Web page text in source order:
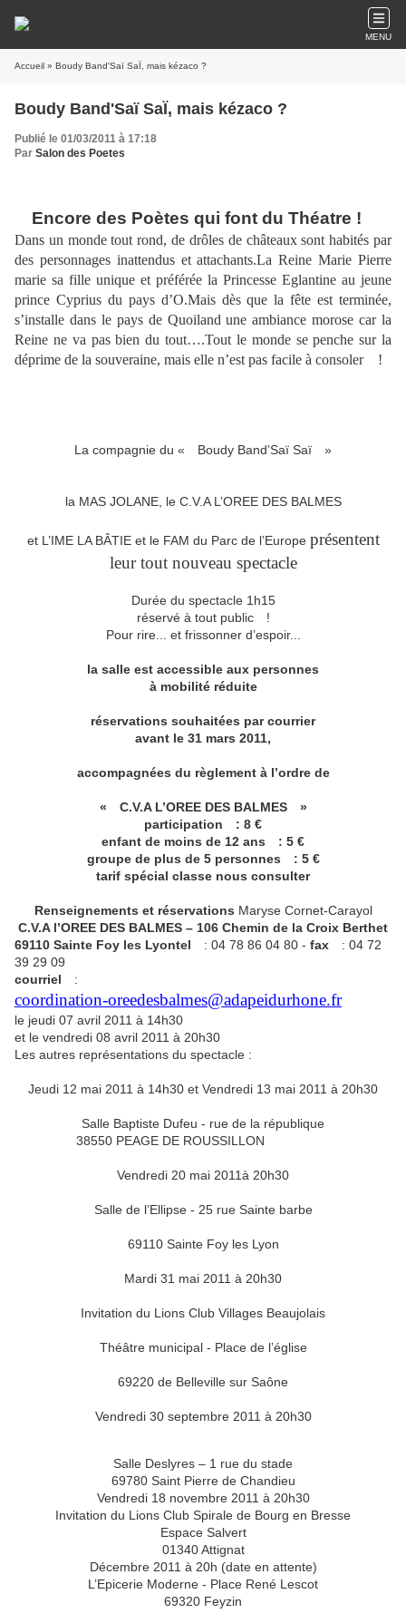
MENU
Accueil » Boudy Band'Saï SaÏ, mais kézaco ?
Boudy Band'Saï SaÏ, mais kézaco ?
Publié le 01/03/2011 à 17:18
Par Salon des Poetes
Encore des Poètes qui font du Théatre !
Dans un monde tout rond, de drôles de châteaux sont habités par
des personnages inattendus et attachants.La Reine Marie Pierre
marie sa fille unique et préférée la Princesse Eglantine au jeune
prince Cyprius du pays d’O.Mais dès que la fête est terminée,
s’installe dans le pays de Quoiland une ambiance morose car la
Reine ne va pas bien du tout….Tout le monde se penche sur la
déprime de la souveraine, mais elle n’est pas facile à consoler !
La compagnie du « Boudy Band’Saï Saï »
la MAS JOLANE, le C.V.A L’OREE DES BALMES
et L’IME LA BÂTIE et le FAM du Parc de l’Europe présentent
leur tout nouveau spectacle
Durée du spectacle 1h15
réservé à tout public !
Pour rire... et frissonner d’espoir...
la salle est accessible aux personnes
à mobilité réduite
réservations souhaitées par courrier
avant le 31 mars 2011,
accompagnées du règlement à l’ordre de
« C.V.A L’OREE DES BALMES »
participation : 8 €
enfant de moins de 12 ans : 5 €
groupe de plus de 5 personnes : 5 €
tarif spécial classe nous consulter
Renseignements et réservations Maryse Cornet-Carayol
C.V.A l’OREE DES BALMES – 106 Chemin de la Croix Berthet
69110 Sainte Foy les Lyontel : 04 78 86 04 80 - fax : 04 72
39 29 09
courriel :
coordination-oreedesbalmes@adapeidurhone.fr
le jeudi 07 avril 2011 à 14h30
et le vendredi 08 avril 2011 à 20h30
Les autres représentations du spectacle :
Jeudi 12 mai 2011 à 14h30 et Vendredi 13 mai 2011 à 20h30
Salle Baptiste Dufeu - rue de la république
38550 PEAGE DE ROUSSILLON
Vendredi 20 mai 2011à 20h30
Salle de l’Ellipse - 25 rue Sainte barbe
69110 Sainte Foy les Lyon
Mardi 31 mai 2011 à 20h30
Invitation du Lions Club Villages Beaujolais
Théâtre municipal - Place de l’église
69220 de Belleville sur Saône
Vendredi 30 septembre 2011 à 20h30
Salle Deslyres – 1 rue du stade
69780 Saint Pierre de Chandieu
Vendredi 18 novembre 2011 à 20h30
Invitation du Lions Club Spirale de Bourg en Bresse
Espace Salvert
01340 Attignat
Décembre 2011 à 20h (date en attente)
L’Epicerie Moderne - Place René Lescot
69320 Feyzin